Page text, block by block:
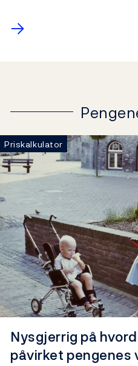
→
Priskalkulator
Priskalkulator
Nysgjerrig på
påvirket pengenes